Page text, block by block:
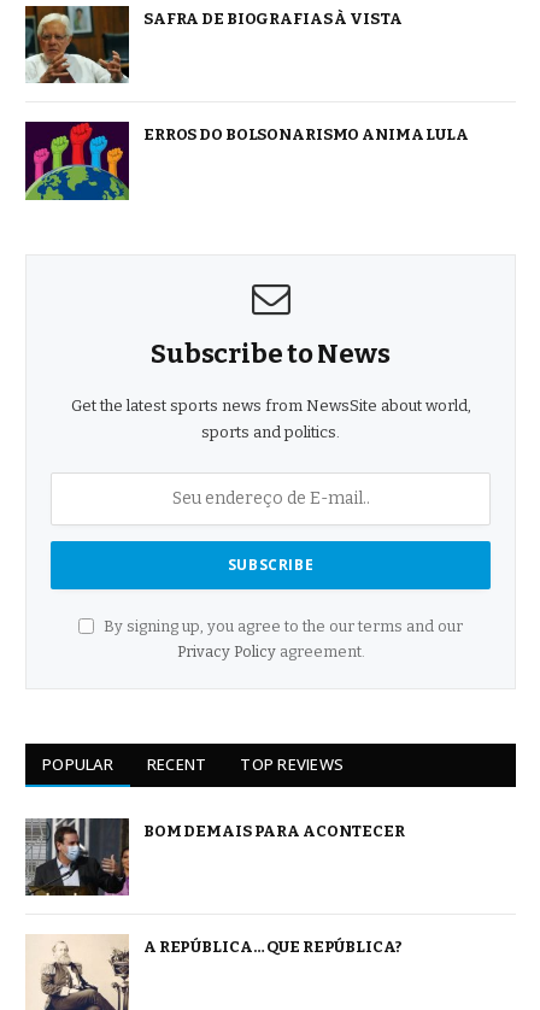
SAFRA DE BIOGRAFIAS À VISTA
ERROS DO BOLSONARISMO ANIMA LULA
Subscribe to News
Get the latest sports news from NewsSite about world,
sports and politics.
By signing up, you agree to the our terms and our
Privacy Policyagreement.
POPULAR RECENT TOP REVIEWS
BOM DEMAIS PARA ACONTECER
A REPÚBLICA… QUE REPÚBLICA?